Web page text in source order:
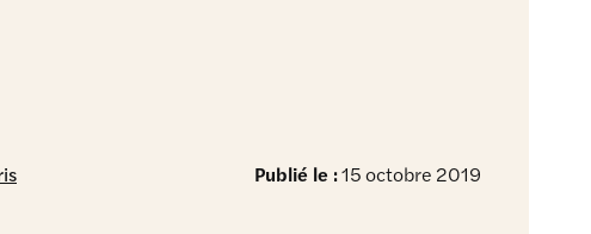
Publié le :15 octobre 2019